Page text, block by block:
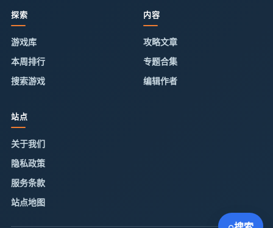
探索
游戏库
本周排行
搜索游戏
内容
攻略文章
专题合集
编辑作者
站点
关于我们
隐私政策
服务条款
站点地图